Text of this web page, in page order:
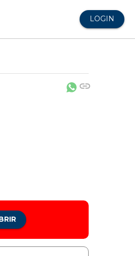
LOGIN
link